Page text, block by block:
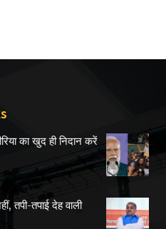
का खुद ही निदान करें
तपी-तपाई देह वाली